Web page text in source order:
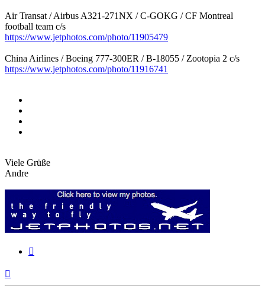
Air Transat / Airbus A321-271NX / C-GOKG / CF Montreal
football team c/s
https://www.jetphotos.com/photo/11905479
China Airlines / Boeing 777-300ER / B-18055 / Zootopia 2 c/s
https://www.jetphotos.com/photo/11916741
Viele Grüße
Andre